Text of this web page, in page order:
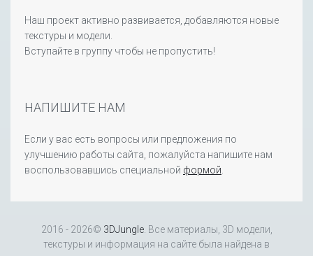
Наш проект активно развивается, добавляются новые
текстуры и модели.
Вступайте в группу чтобы не пропустить!
НАПИШИТЕ НАМ
Если у вас есть вопросы или предложения по
улучшению работы сайта, пожалуйста напишите нам
воспользовавшись специальной формой
2016 - 2026© 3DJungle. Все материалы, 3D модели,
текстуры и информация на сайте была найдена в